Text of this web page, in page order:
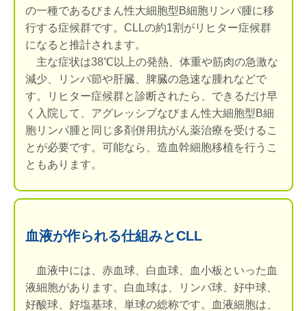
の一種であるびまん性大細胞型B細胞リンパ腫に移
行する症候群です。CLLの約1割がリヒター症候群
になると推計されます。
主な症状は38℃以上の発熱、体重や筋肉の急激な
減少、リンパ節や肝臓、脾臓の急速な腫れなどで
す。リヒター症候群と診断されたら、できるだけ早
く入院して、アグレッシブなびまん性大細胞型B細
胞リンパ腫と同じ多剤併用抗がん薬治療を受けるこ
とが必要です。可能なら、造血幹細胞移植を行うこ
ともあります。
血液が作られる仕組みとCLL
血液中には、赤血球、白血球、血小板といった血
液細胞があります。白血球は、リンパ球、好中球、
好酸球、好塩基球、単球の総称です。血液細胞は、